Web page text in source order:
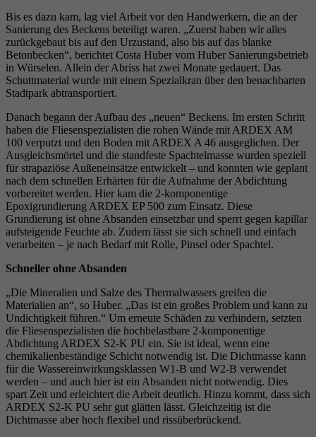
Bis es dazu kam, lag viel Arbeit vor den Handwerkern, die an der
Sanierung des Beckens beteiligt waren. „Zuerst haben wir alles
zurückgebaut bis auf den Urzustand, also bis auf das blanke
Betonbecken“, berichtet Costa Huber vom Huber Sanierungsbetrieb
in Würselen. Allein der Abriss hat zwei Monate gedauert. Das
Schuttmaterial wurde mit einem Spezialkran über den benachbarten
Stadtpark abtransportiert.
Danach begann der Aufbau des „neuen“ Beckens. Im ersten Schritt
haben die Fliesenspezialisten die rohen Wände mit ARDEX AM
100 verputzt und den Boden mit ARDEX A 46 ausgeglichen. Der
Ausgleichsmörtel und die standfeste Spachtelmasse wurden speziell
für strapaziöse Außeneinsätze entwickelt – und konnten wie geplant
nach dem schnellen Erhärten für die Aufnahme der Abdichtung
vorbereitet werden. Hier kam die 2-komponentige
Epoxigrundierung ARDEX EP 500 zum Einsatz. Diese
Grundierung ist ohne Absanden einsetzbar und sperrt gegen kapillar
aufsteigende Feuchte ab. Zudem lässt sie sich schnell und einfach
verarbeiten – je nach Bedarf mit Rolle, Pinsel oder Spachtel.
Schneller ohne Absanden
„Die Mineralien und Salze des Thermalwassers greifen die
Materialien an“, so Huber. „Das ist ein großes Problem und kann zu
Undichtigkeit führen.“ Um erneute Schäden zu verhindern, setzten
die Fliesenspezialisten die hochbelastbare 2-komponentige
Abdichtung ARDEX S2-K PU ein. Sie ist ideal, wenn eine
chemikalienbeständige Schicht notwendig ist. Die Dichtmasse kann
für die Wassereinwirkungsklassen W1-B und W2-B verwendet
werden – und auch hier ist ein Absanden nicht notwendig. Dies
spart Zeit und erleichtert die Arbeit deutlich. Hinzu kommt, dass sich
ARDEX S2-K PU sehr gut glätten lässt. Gleichzeitig ist die
Dichtmasse aber hoch flexibel und rissüberbrückend.